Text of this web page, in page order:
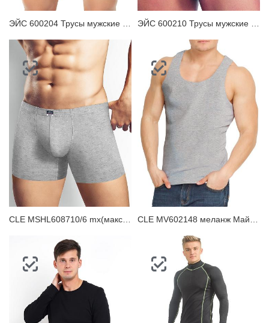
ЭЙС 600204 Трусы мужские шорты ЭЙС 600210 Трусы мужские плавки